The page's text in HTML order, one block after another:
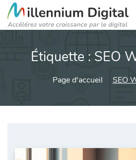
Étiquette : SEO
Page d'accueil SEO